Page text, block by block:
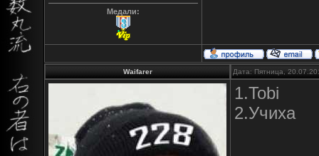
Медали:
Waifarer Дата: Пятница,
1.Tobi
2.Учиха